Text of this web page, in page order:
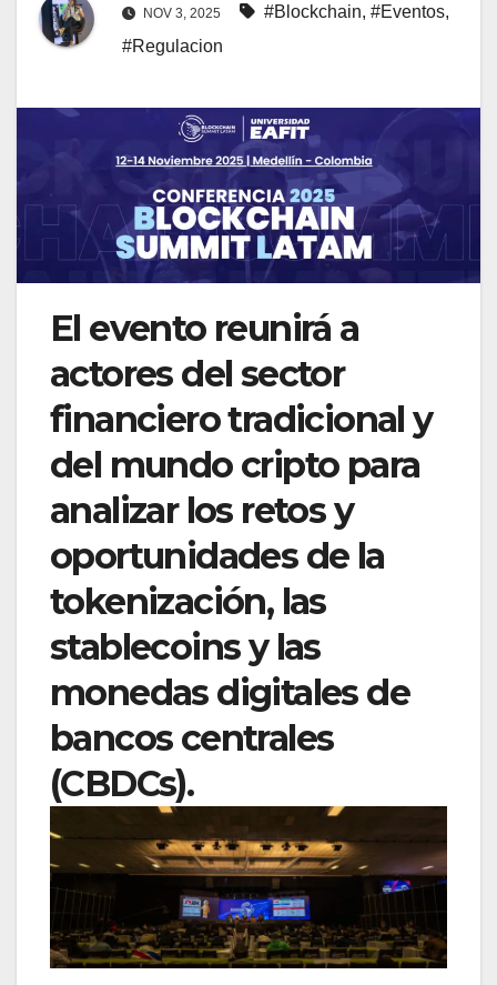
NOV 3, 2025 #Blockchain, #Eventos,
#Regulacion
El evento reunirá a
actores del sector
financiero tradicional y
del mundo cripto para
analizar los retos y
oportunidades de la
tokenización, las
stablecoins y las
monedas digitales de
bancos centrales
(CBDCs).